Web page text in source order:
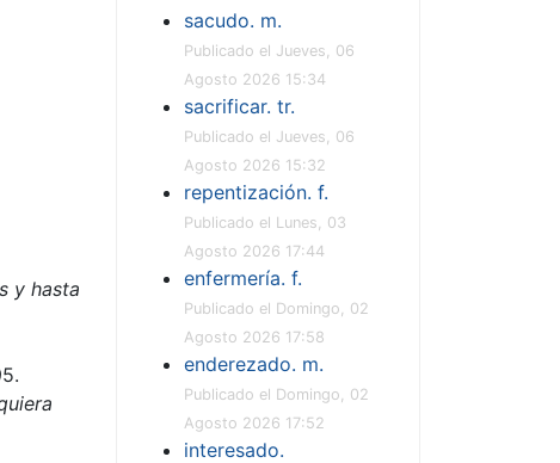
y hasta
sacudo. m.
Publicado el Jueves, 06
Agosto 2026 15:34
sacrificar. tr.
Publicado el Jueves, 06
Agosto 2026 15:32
repentización. f.
Publicado el Lunes, 03
Agosto 2026 17:44
enfermería. f.
Publicado el Domingo, 02
Agosto 2026 17:58
enderezado. m.
Publicado el Domingo, 02
Agosto 2026 17:52
interesado.